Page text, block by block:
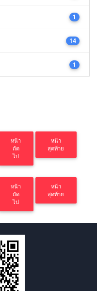
1
14
1
หน้า
ถัด
ไป
หน้า
สุดท้าย
หน้า
ถัด
ไป
หน้า
สุดท้าย